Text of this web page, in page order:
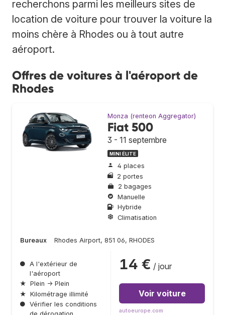
recherchons parmi les meilleurs sites de
location de voiture pour trouver la voiture la
moins chère à Rhodes ou à tout autre
aéroport.
Offres de voitures à l'aéroport de
Rhodes
Monza (renteon Aggregator)
Fiat 500
3 - 11 septembre
MINI ÉLITE
4 places
2 portes
2 bagages
Manuelle
Hybride
Climatisation
Bureaux Rhodes Airport, 851 06, RHODES
● A l'extérieur de
l'aéroport
★ Plein → Plein
★ Kilométrage illimité
● Vérifier les conditions
14 € / jour
Voir voiture
autoeurope.com